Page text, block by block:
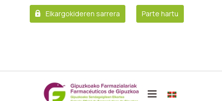
Elkargokideren sarrera Parte hartu